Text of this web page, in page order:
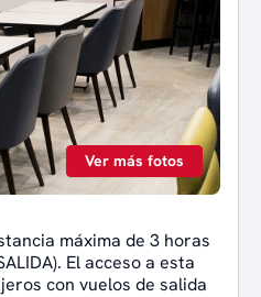
Ver más fotos
máxima de 3 horas
El acceso a esta
con vuelos de salida